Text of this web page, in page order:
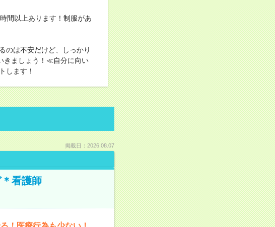
間以上あります！制服があ
のは不安だけど、しっかり
きましょう！≪自分に向い
します！
掲載日：2026.08.07
看護師